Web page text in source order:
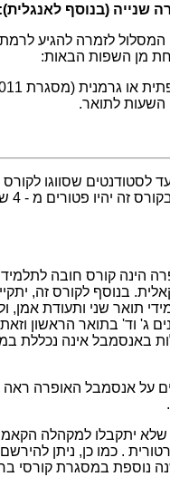
שנייה (בנוסף לאנגלית):
המסלול לזמרה להגיע
מן השפות הבאות:
השעות לתואר.
לסטודנטים שסווגו
הינה קורס חובה
בנוסף לקורס זה,
תואר שני ותעודת אמן,
ג' וד' בתואר הראשון
באנסמבל אינה נכללת
על אנסמבל האופרה ראה
שלא יתקבלו למקהלה
. כמו כן, ניתן
נוספת במסגרת קורסי